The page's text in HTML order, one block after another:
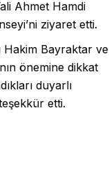
Ahmet Hamdi
ziyaret etti.
Hakim Bayraktar ve
önemine dikkat
duyarlı
etti.